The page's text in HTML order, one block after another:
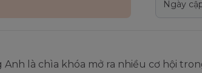
Ngày
Anh là chìa khóa mở ra nhiều cơ hội